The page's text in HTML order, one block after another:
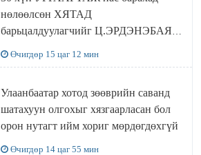
нөлөөлсөн ХЯТАД
барьцалдуулагчийг Ц.ЭРДЭНЭБАЯР
Өчигдөр 15 цаг 12 мин
Улаанбаатар хотод зөөврийн саванд
шатахуун олгохыг хязгаарласан бол
орон нутагт ийм хориг мөрдөгдөхгүй
Өчигдөр 14 цаг 55 мин